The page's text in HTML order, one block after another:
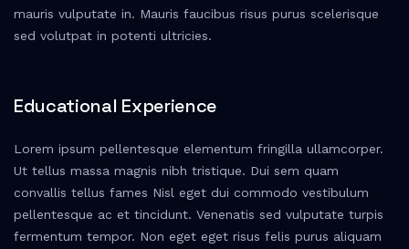
mauris vulputate in. Mauris faucibus risus purus scelerisque
sed volutpat in potenti ultricies.
Educational Experience
Lorem ipsum pellentesque elementum fringilla ullamcorper.
Ut tellus massa magnis nibh tristique. Dui sem quam
convallis tellus fames Nisl eget dui commodo vestibulum
pellentesque ac et tincidunt. Venenatis sed vulputate turpis
fermentum tempor. Non eget eget risus felis purus aliquam